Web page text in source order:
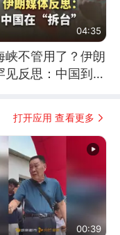
04:35
峡不管用了？伊朗
见反思：中国到底
打开应用 查看更多
00:39